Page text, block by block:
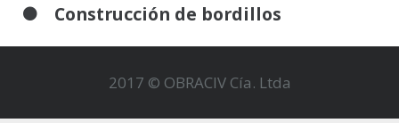
Construcción de bordillos
2017 © OBRACIV Cía. Ltda